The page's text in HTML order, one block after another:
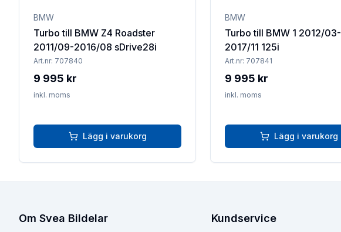
BMW
Turbo till BMW Z4 Roadster
2011/09-2016/08 sDrive28i
Art.nr: 707840
9 995 kr
inkl. moms
Lägg i varukorg
BMW
Turbo till BMW 1 2012/03-
2017/11 125i
Art.nr: 707841
9 995 kr
inkl. moms
Lägg i varukorg
Om Svea Bildelar Kundservice